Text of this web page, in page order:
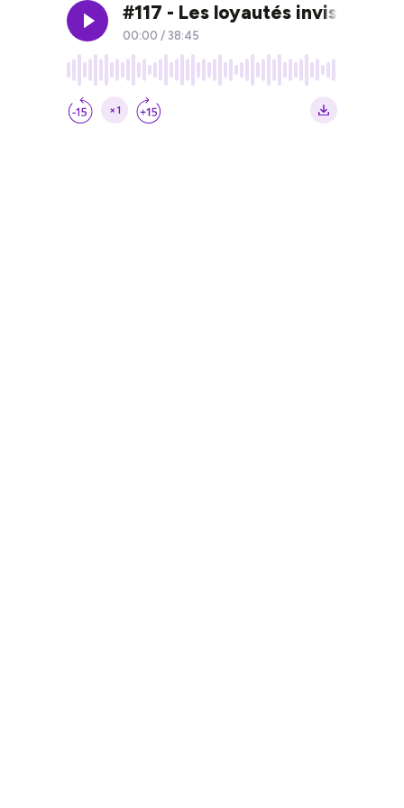
#117 - Les loyautés invisibles
00:00 / 38:45
×1